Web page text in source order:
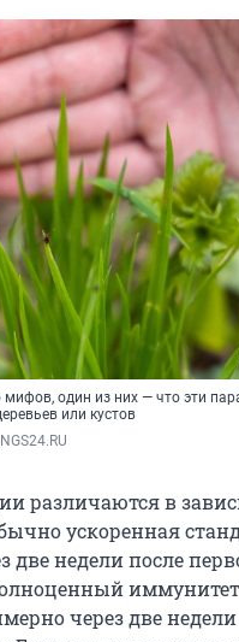
один из них — что эти
или кустов
различаются в
ускоренная
две недели после
иммунитет
через две недели